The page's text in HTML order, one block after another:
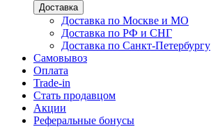
Доставка
Доставка по Москве и МО
Доставка по РФ и СНГ
Доставка по Санкт-Петербургу
Самовывоз
Оплата
Trade-in
Стать продавцом
Акции
Реферальные бонусы